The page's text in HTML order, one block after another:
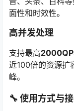
面性和时效性。
高并发处理
支持最高
近100倍的资源扩
峰。
🔧 使用方式与